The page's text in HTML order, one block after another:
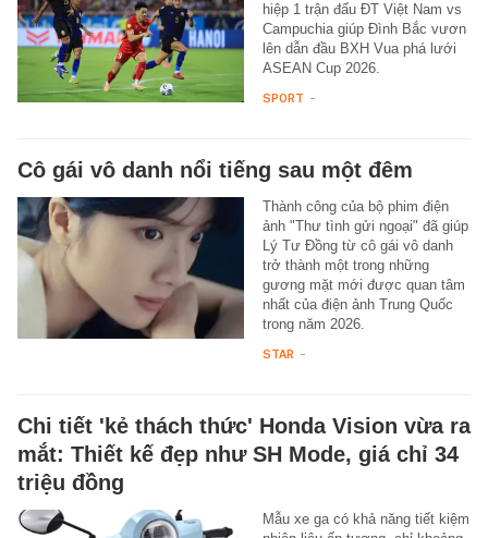
hiệp 1 trận đấu ĐT Việt Nam vs
Campuchia giúp Đình Bắc vươn
lên dẫn đầu BXH Vua phá lưới
ASEAN Cup 2026.
SPORT -
Cô gái vô danh nổi tiếng sau một đêm
Thành công của bộ phim điện
ảnh "Thư tình gửi ngoại" đã giúp
Lý Tư Đồng từ cô gái vô danh
trở thành một trong những
gương mặt mới được quan tâm
nhất của điện ảnh Trung Quốc
trong năm 2026.
STAR -
Chi tiết 'kẻ thách thức' Honda Vision vừa ra
mắt: Thiết kế đẹp như SH Mode, giá chỉ 34
triệu đồng
Mẫu xe ga có khả năng tiết kiệm